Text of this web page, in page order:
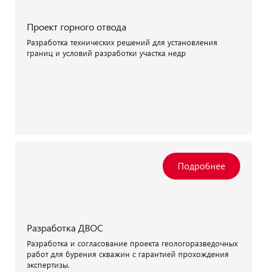
Проект горного отвода
Разработка технических решений для установления
границ и условий разработки участка недр
Разработка ДВОС
Разработка и согласование проекта геологоразведочных
работ для бурения скважин с гарантией прохождения
экспертизы.